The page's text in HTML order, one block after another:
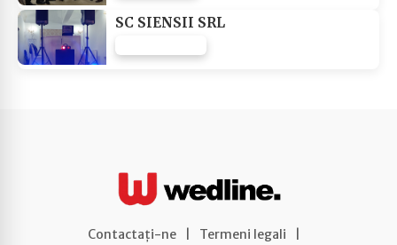
SC SIENSII SRL
Contactați-ne Termeni legali